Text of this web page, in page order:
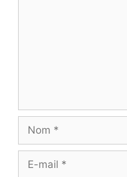
mail